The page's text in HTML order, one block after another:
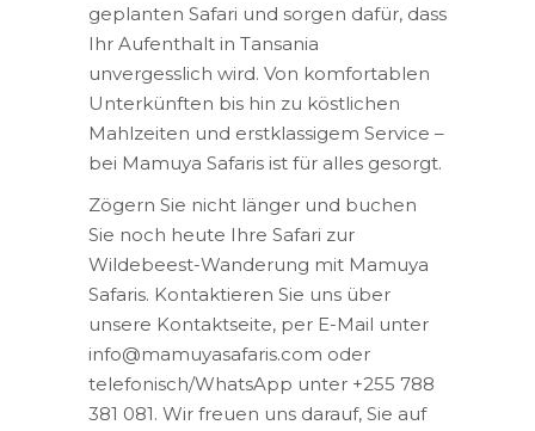
geplanten Safari und sorgen dafür, dass
Ihr Aufenthalt in Tansania
unvergesslich wird. Von komfortablen
Unterkünften bis hin zu köstlichen
Mahlzeiten und erstklassigem Service –
bei Mamuya Safaris ist für alles gesorgt.
Zögern Sie nicht länger und buchen
Sie noch heute Ihre Safari zur
Wildebeest-Wanderung mit Mamuya
Safaris. Kontaktieren Sie uns über
unsere Kontaktseite, per E-Mail unter
info@mamuyasafaris.com oder
telefonisch/WhatsApp unter +255 788
381 081. Wir freuen uns darauf, Sie auf